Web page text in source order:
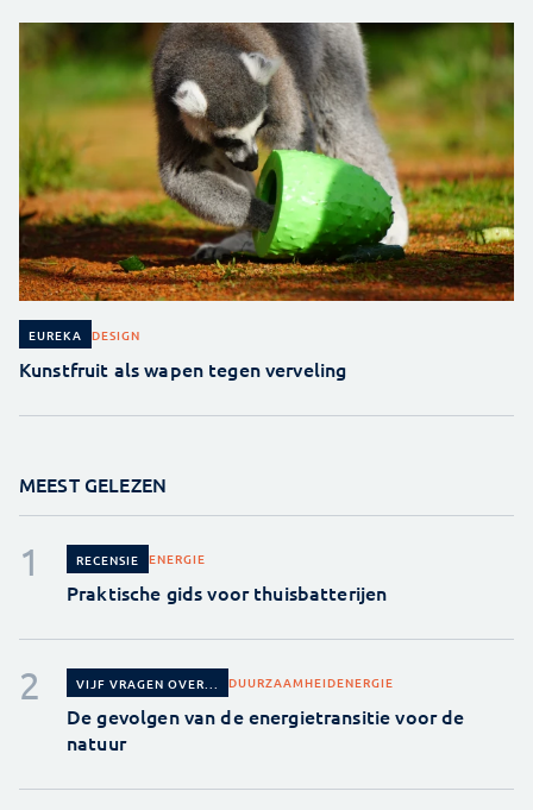
EUREKA DESIGN
Kunstfruit als wapen tegen verveling
MEEST GELEZEN
RECENSIE ENERGIE
Praktische gids voor thuisbatterijen
VIJF VRAGEN OVER... DUURZAAMHEIDENERGIE
De gevolgen van de energietransitie voor de
natuur